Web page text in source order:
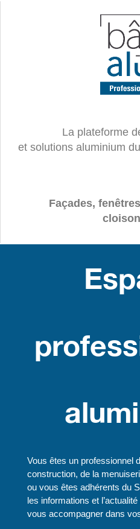
La plateforme
et solutions aluminium
Façades,
Vous êtes un professionnel
construction, de la
ou vous êtes adhérents du
les informations et
vous accompagner dans